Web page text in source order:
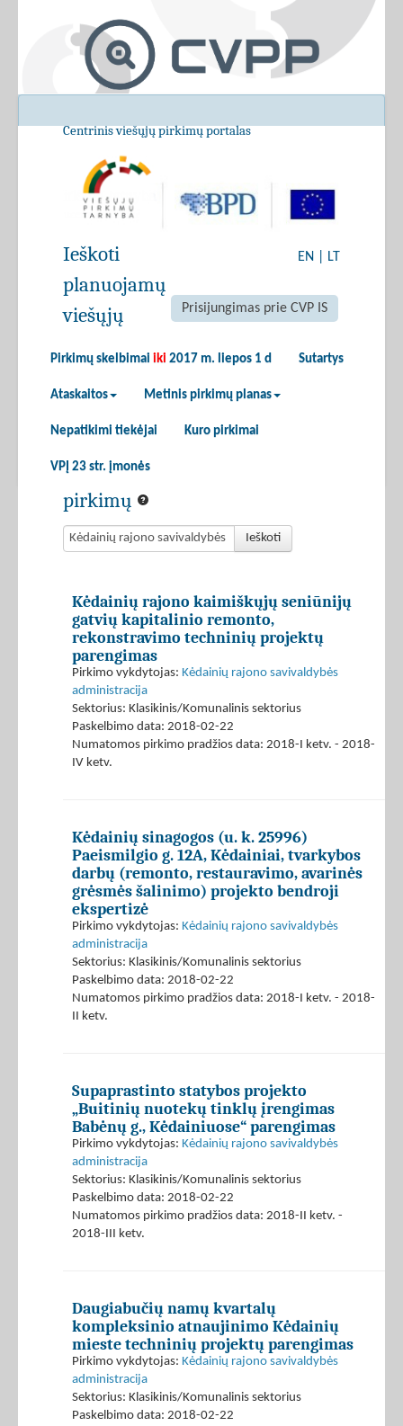
Centrinis viešųjų pirkimų portalas
EN LT
Prisijungimas prie CVP IS
Pirkimų skelbimai iki 2017 m. liepos 1 d Sutartys
Ataskaitos Metinis pirkimų planas
Nepatikimi tiekėjai Kuro pirkimai
VPĮ 23 str. įmonės
Ieškoti
planuojamų
viešųjų
pirkimų
Ieškoti
Kėdainių rajono kaimiškųjų seniūnijų
gatvių kapitalinio remonto,
rekonstravimo techninių projektų
parengimas
Pirkimo vykdytojas: Kėdainių rajono savivaldybės
administracija
Sektorius: Klasikinis/Komunalinis sektorius
Paskelbimo data: 2018-02-22
Numatomos pirkimo pradžios data: 2018-I ketv. - 2018-
IV ketv.
Kėdainių sinagogos (u. k. 25996)
Paeismilgio g. 12A, Kėdainiai, tvarkybos
darbų (remonto, restauravimo, avarinės
grėsmės šalinimo) projekto bendroji
ekspertizė
Pirkimo vykdytojas: Kėdainių rajono savivaldybės
administracija
Sektorius: Klasikinis/Komunalinis sektorius
Paskelbimo data: 2018-02-22
Numatomos pirkimo pradžios data: 2018-I ketv. - 2018-
II ketv.
Supaprastinto statybos projekto
„Buitinių nuotekų tinklų įrengimas
Babėnų g., Kėdainiuose“ parengimas
Pirkimo vykdytojas: Kėdainių rajono savivaldybės
administracija
Sektorius: Klasikinis/Komunalinis sektorius
Paskelbimo data: 2018-02-22
Numatomos pirkimo pradžios data: 2018-II ketv. -
2018-III ketv.
Daugiabučių namų kvartalų
kompleksinio atnaujinimo Kėdainių
mieste techninių projektų parengimas
Pirkimo vykdytojas: Kėdainių rajono savivaldybės
administracija
Sektorius: Klasikinis/Komunalinis sektorius
Paskelbimo data: 2018-02-22